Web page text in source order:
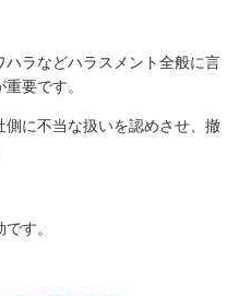
ラなどハラスメント全般に言
要です。
に不当な扱いを認めさせ、撤
す。